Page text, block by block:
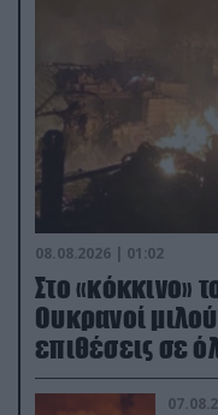
08.08.2026 | 01:02
Στο «κόκκινο»
Ουκρανοί
επιθέσεις σε